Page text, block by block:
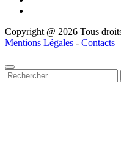
Copyright @ 2026 Tous
Mentions Légales - Contacts
Rechercher :